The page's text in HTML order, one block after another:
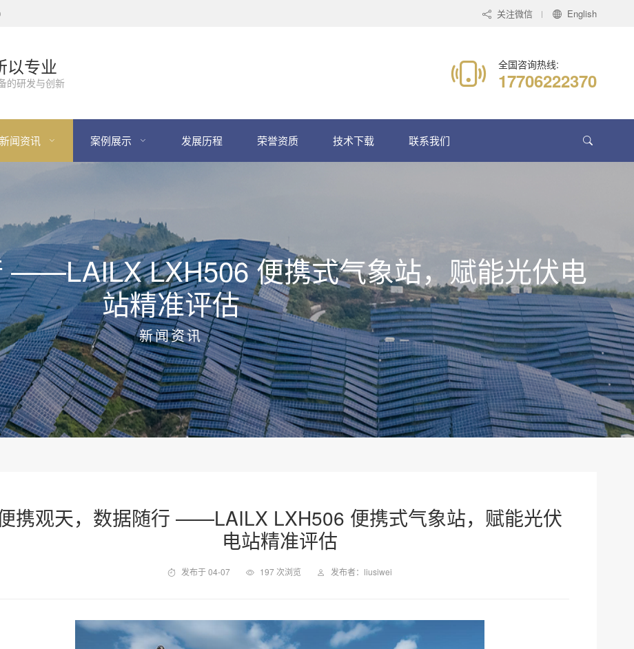
关注微信 English
以专业
的研发与创新
全国咨询热线:
17706222370
新闻资讯 案例展示 发展历程 荣誉资质 技术下载 联系我们
——LAILX LXH506 便携式气象站，赋能光伏电
站精准评估
新闻资讯
携观天，数据随行 ——LAILX LXH506 便携式气象站，赋能光伏
电站精准评估
发布于 04-07 197 次浏览 发布者：liusiwei